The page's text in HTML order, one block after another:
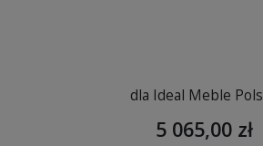
dla Ideal Meble
5 065,00 zł